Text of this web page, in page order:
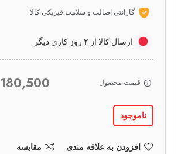
گارانتی اصالت و سلامت فیزیکی کالا
ارسال کالا از ۲ روز کاری دیگر
قیمت محصول 180,500
ناموجود
افزودن به علاقه مندی مقایسه